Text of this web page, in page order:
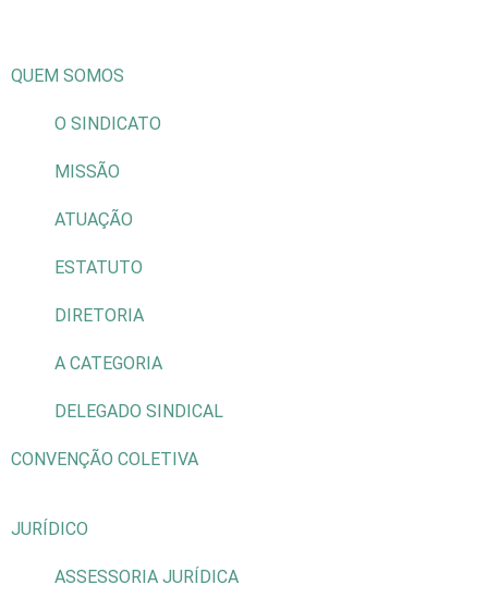
QUEM SOMOS
O SINDICATO
MISSÃO
ATUAÇÃO
ESTATUTO
DIRETORIA
A CATEGORIA
DELEGADO SINDICAL
CONVENÇÃO COLETIVA
JURÍDICO
ASSESSORIA JURÍDICA